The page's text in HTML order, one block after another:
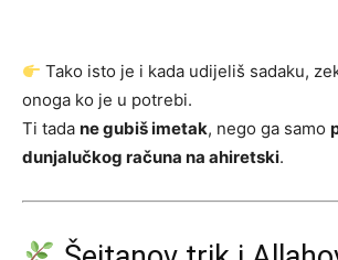
Tako isto je i kada udijeliš sadaku,
onoga ko je u potrebi.
Ti tada ne gubiš imetak, nego ga samo
dunjalučkog računa na ahiretski.